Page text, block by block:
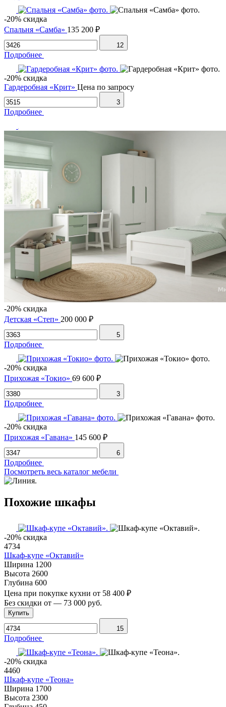
-20% скидка
Спальня «Самба» 135 200 ₽
12
Подробнее
-20% скидка
Гардеробная «Крит» Цена по запросу
3
Подробнее
-20% скидка
Детская «Степ» 200 000 ₽
5
Подробнее
-20% скидка
Прихожая «Токио» 69 600 ₽
3
Подробнее
-20% скидка
Прихожая «Гавана» 145 600 ₽
6
Подробнее
Посмотреть весь каталог мебели
Похожие шкафы
-20% скидка
4734
Шкаф-купе «Октавий»
Ширина 1200
Высота 2600
Глубина 600
Цена при покупке кухни от 58 400 ₽
Без скидки от — 73 000 руб.
Купить
15
Подробнее
-20% скидка
4460
Шкаф-купе «Теона»
Ширина 1700
Высота 2300